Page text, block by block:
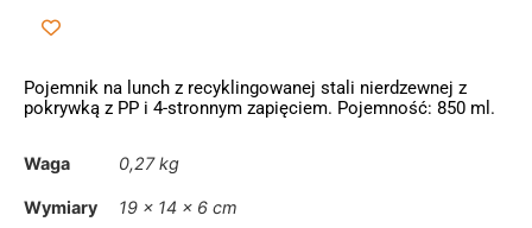
Pojemnik na lunch z recyklingowanej stali nierdzewnej z
pokrywką z PP i 4-stronnym zapięciem. Pojemność: 850 ml.
Waga 0,27 kg
Wymiary 19 × 14 × 6 cm